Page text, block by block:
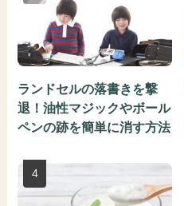
ランドセルの落書きを撃
退！油性マジックやボール
ペンの跡を簡単に消す方法